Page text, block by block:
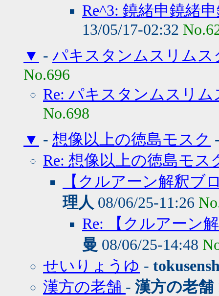
Re^3: 鐃緒申鐃緒
13/05/17-02:32
▼ - パキスタンムスリムス
No.696
Re: パキスタンムスリ
No.698
▼ - 想像以上の徳島モスク
Re: 想像以上の徳島モス
【クルアーン解釈ブ
理人 08/06/25-11:26
Re: 【クルアーン
曼 08/06/25-14:48
せいりょうゆ -
漢方の老舗 - 漢方の老舗